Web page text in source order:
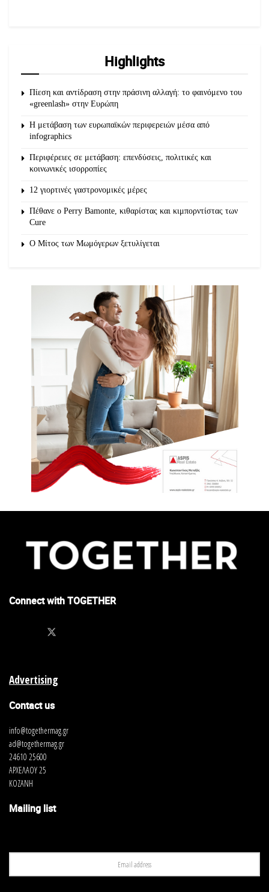
Highlights
Πίεση και αντίδραση στην πράσινη αλλαγή: το φαινόμενο του
«greenlash» στην Ευρώπη
Η μετάβαση των ευρωπαϊκών περιφερειών μέσα από
infographics
Περιφέρειες σε μετάβαση: επενδύσεις, πολιτικές και
κοινωνικές ισορροπίες
12 γιορτινές γαστρονομικές μέρες
Πέθανε ο Perry Bamonte, κιθαρίστας και κιμπορντίστας των
Cure
O Μίτος των Μωμόγερων ξετυλίγεται
Connect with TOGETHER
Advertising
Contact us
info@togethermag.gr
ad@togethermag.gr
24610 25600
ΑΡΧΕΛΑΟΥ 25
ΚΟΖΑΝΗ
Mailing list